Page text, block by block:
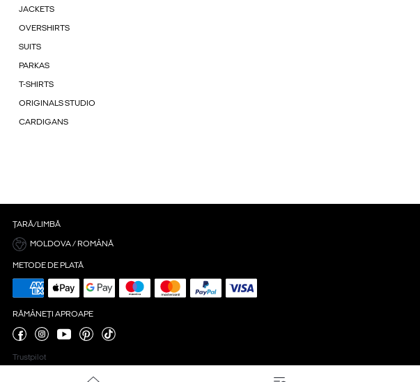
JACKETS
OVERSHIRTS
SUITS
PARKAS
T-SHIRTS
ORIGINALS STUDIO
CARDIGANS
ȚARĂ/LIMBĂ
MOLDOVA / ROMÂNĂ
METODE DE PLATĂ
RĂMÂNEȚI APROAPE
Trustpilot